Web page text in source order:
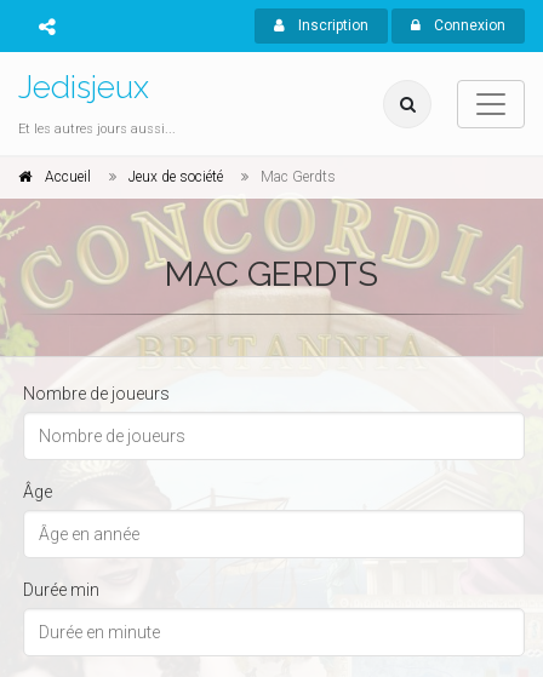
Inscription Connexion
Jedisjeux
Et les autres jours aussi...
Accueil Jeux de société Mac Gerdts
MAC GERDTS
Nombre de joueurs
Âge
Durée min